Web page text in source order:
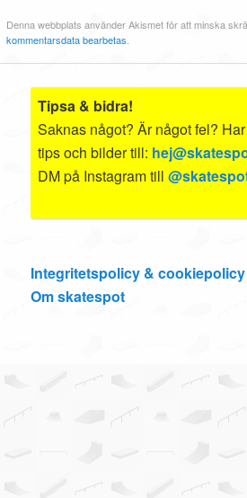
Denna webbplats använder Akismet för att minska
kommentarsdata bearbetas
Tipsa & bidra!
Saknas något? Är något fel?
tips och bilder till:
DM på Instagram till
Integritetspolicy & cookiepolicy
Om skatespot